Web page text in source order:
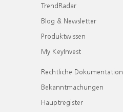
TrendRadar
Blog & Newsletter
Produktwissen
My KeyInvest
Rechtliche Dokumentation
Bekanntmachungen
Hauptregister